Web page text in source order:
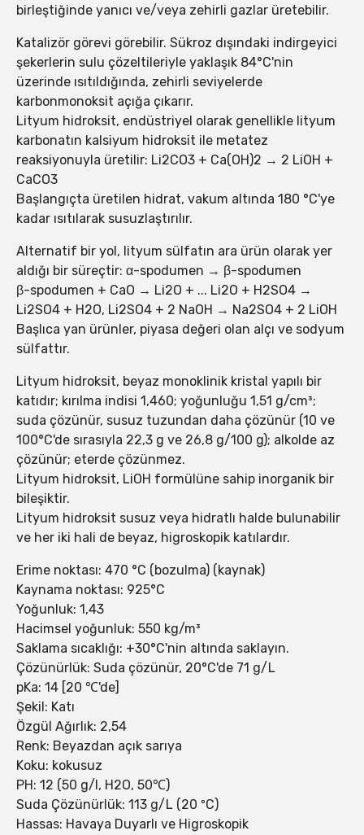
birleştiğinde yanıcı ve/veya zehirli gazlar üretebilir.
Katalizör görevi görebilir. Sükroz dışındaki indirgeyici
şekerlerin sulu çözeltileriyle yaklaşık 84°C'nin
üzerinde ısıtıldığında, zehirli seviyelerde
karbonmonoksit açığa çıkarır.
Lityum hidroksit, endüstriyel olarak genellikle lityum
karbonatın kalsiyum hidroksit ile metatez
reaksiyonuyla üretilir: Li2CO3 + Ca(OH)2 → 2 LiOH +
CaCO3
Başlangıçta üretilen hidrat, vakum altında 180 °C'ye
kadar ısıtılarak susuzlaştırılır.
Alternatif bir yol, lityum sülfatın ara ürün olarak yer
aldığı bir süreçtir: α-spodumen → β-spodumen
β-spodumen + CaO → Li2O + ... Li2O + H2SO4 →
Li2SO4 + H2O, Li2SO4 + 2 NaOH → Na2SO4 + 2 LiOH
Başlıca yan ürünler, piyasa değeri olan alçı ve sodyum
sülfattır.
Lityum hidroksit, beyaz monoklinik kristal yapılı bir
katıdır; kırılma indisi 1,460; yoğunluğu 1,51 g/cm³;
suda çözünür, susuz tuzundan daha çözünür (10 ve
100°C'de sırasıyla 22,3 g ve 26,8 g/100 g); alkolde az
çözünür; eterde çözünmez.
Lityum hidroksit, LiOH formülüne sahip inorganik bir
bileşiktir.
Lityum hidroksit susuz veya hidratlı halde bulunabilir
ve her iki hali de beyaz, higroskopik katılardır.
Erime noktası: 470 °C (bozulma) (kaynak)
Kaynama noktası: 925°C
Yoğunluk: 1,43
Hacimsel yoğunluk: 550 kg/m³
Saklama sıcaklığı: +30°C'nin altında saklayın.
Çözünürlük: Suda çözünür, 20°C'de 71 g/L
pKa: 14 [20 ℃'de]
Şekil: Katı
Özgül Ağırlık: 2,54
Renk: Beyazdan açık sarıya
Koku: kokusuz
PH: 12 (50 g/l, H2O, 50℃)
Suda Çözünürlük: 113 g/L (20 ºC)
Hassas: Havaya Duyarlı ve Higroskopik